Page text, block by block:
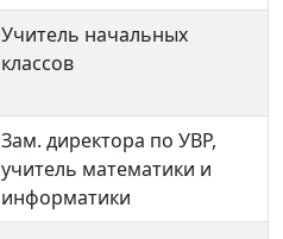
Учитель начальных
классов
Зам. директора по УВР,
учитель математики и
информатики